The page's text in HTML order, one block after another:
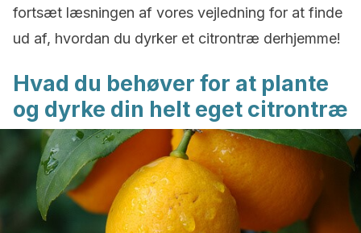
fortsæt læsningen af vores vejledning for at finde
ud af, hvordan du dyrker et citrontræ derhjemme!
Hvad du behøver for at plante
og dyrke din helt eget citrontræ